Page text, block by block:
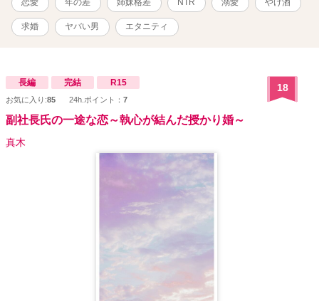
求婚 ヤバい男 エタニティ
長編 完結 R15
お気に入り:85 24h.ポイント： 7
18
副社長氏の一途な恋～執心が結んだ授かり婚～
真木